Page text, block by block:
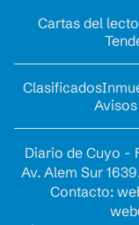
Cartas del
Clasificados
Diario de Cuyo -
Av. Alem Sur
Contacto: